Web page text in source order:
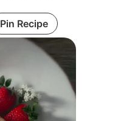
Pin Recipe